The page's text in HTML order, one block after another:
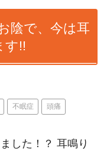
陰で、今は耳
す!!
不眠症 頭痛
した！？ 耳鳴り